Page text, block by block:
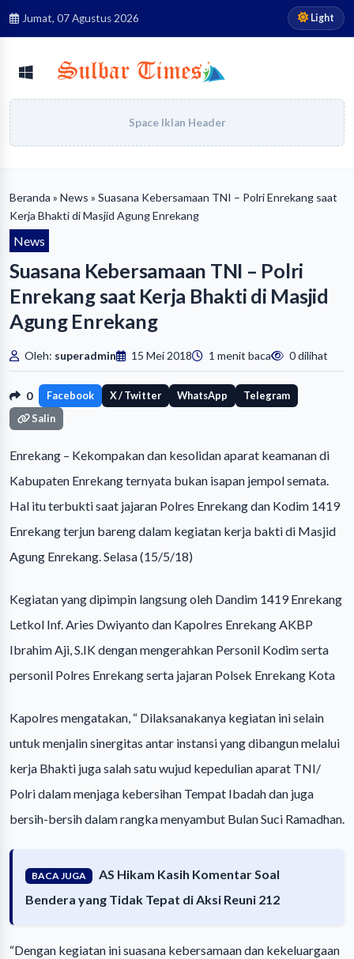
Jumat, 07 Agustus 2026 Light
Space Iklan Header
Beranda » News » Suasana Kebersamaan TNI – Polri Enrekang saat
Kerja Bhakti di Masjid Agung Enrekang
News
Suasana Kebersamaan TNI – Polri
Enrekang saat Kerja Bhakti di Masjid
Agung Enrekang
Oleh: superadmin 15 Mei 2018 1 menit baca 0 dilihat
0 Facebook X / Twitter WhatsApp
Telegram
Salin
Enrekang – Kekompakan dan kesolidan aparat keamanan di
Kabupaten Enrekang ternyata bukan isapan jempol semata.
Hal itu terbukti saat jajaran Polres Enrekang dan Kodim 1419
Enrekang terjun bareng dalam kegiatan kerja bakti di Masjid
Agung Enrekang. Selasa (15/5/18)
Kegiatan yang dipimpin langsung oleh Dandim 1419 Enrekang
Letkol Inf. Aries Dwiyanto dan Kapolres Enrekang AKBP
Ibrahim Aji, S.IK dengan mengerahkan Personil Kodim serta
personil Polres Enrekang serta jajaran Polsek Enrekang Kota
Kapolres mengatakan, “ Dilaksanakanya kegiatan ini selain
untuk menjalin sinergitas antar instansi yang dibangun melalui
kerja Bhakti juga salah satu wujud kepedulian aparat TNI/
Polri dalam menjaga kebersihan Tempat Ibadah dan juga
bersih-bersih dalam rangka menyambut Bulan Suci Ramadhan.
BACA JUGA
AS Hikam Kasih Komentar Soal
Bendera yang Tidak Tepat di Aksi Reuni 212
“Dengan kegiatan ini suasana kebersamaan dan kekeluargaan